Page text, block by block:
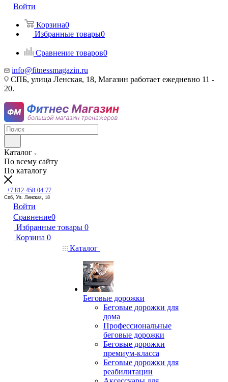
Войти
Корзина0
Избранные товары0
Сравнение товаров0
info@fitnessmagazin.ru
СПБ, улица Ленская, 18, Магазин работает ежедневно 11 -
20.
Каталог
По всему сайту
По каталогу
+7 812-458-04-77
Спб, Ул. Ленская, 18
Войти
Сравнение0
Избранные товары 0
Корзина 0
Каталог
Беговые дорожки
Беговые дорожки для
дома
Профессиональные
беговые дорожки
Беговые дорожки
премиум-класса
Беговые дорожки для
реабилитации